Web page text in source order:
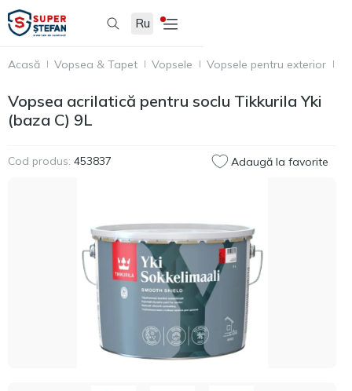
Ru
Acasă Vopsea & Tapet Vopsele Vopsele pentru exterior
Vopsea acrilatică pentru soclu Tikkurila Yki
(baza C) 9L
Cod produs: 453837 Adaugă la favorite